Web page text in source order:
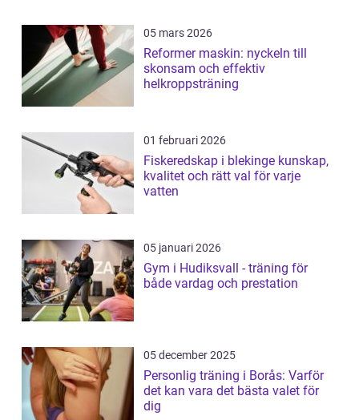
05 mars 2026
Reformer maskin: nyckeln till
skonsam och effektiv
helkroppsträning
01 februari 2026
Fiskeredskap i blekinge kunskap,
kvalitet och rätt val för varje
vatten
05 januari 2026
Gym i Hudiksvall - träning för
både vardag och prestation
05 december 2025
Personlig träning i Borås: Varför
det kan vara det bästa valet för
dig